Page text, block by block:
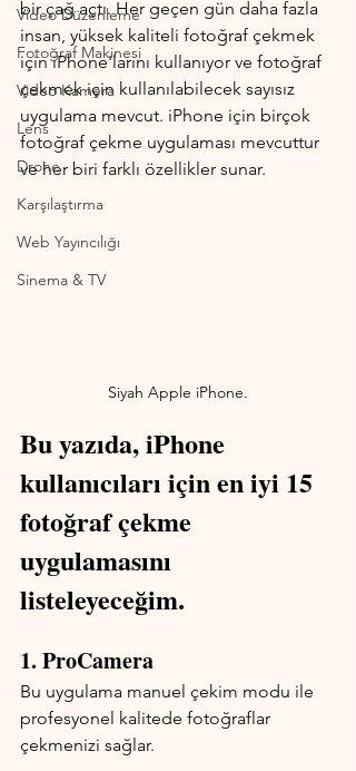
Video Düzenleme
Fotoğraf Makinesi
Video Kamera
Lens
Drone
Karşılaştırma
Web Yayıncılığı
Sinema & TV
bir çağ açtı. Her geçen gün daha fazla
insan, yüksek kaliteli fotoğraf çekmek
için iPhone'larını kullanıyor ve fotoğraf
çekmek için kullanılabilecek sayısız
uygulama mevcut. iPhone için birçok
fotoğraf çekme uygulaması mevcuttur
ve her biri farklı özellikler sunar.
Siyah Apple iPhone.
Bu yazıda, iPhone
kullanıcıları için en iyi 15
fotoğraf çekme
uygulamasını
listeleyeceğim.
1. ProCamera
Bu uygulama manuel çekim modu ile
profesyonel kalitede fotoğraflar
çekmenizi sağlar.